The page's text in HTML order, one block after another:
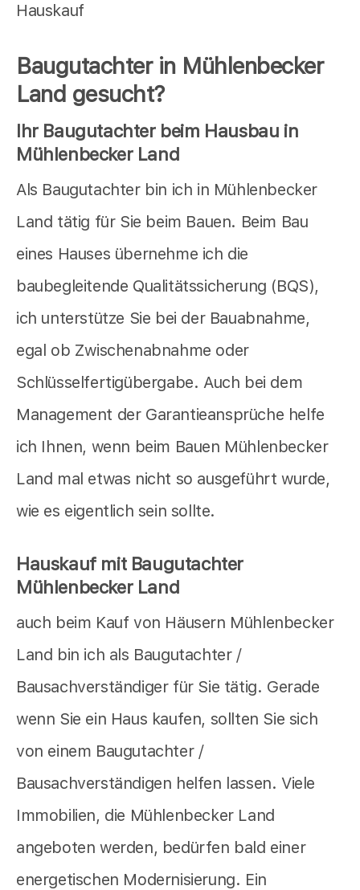
Hauskauf
Baugutachter in Mühlenbecker
Land gesucht?
Ihr Baugutachter beim Hausbau in
Mühlenbecker Land
Als Baugutachter bin ich in Mühlenbecker
Land tätig für Sie beim Bauen. Beim Bau
eines Hauses übernehme ich die
baubegleitende Qualitätssicherung (BQS),
ich unterstütze Sie bei der Bauabnahme,
egal ob Zwischenabnahme oder
Schlüsselfertigübergabe. Auch bei dem
Management der Garantieansprüche helfe
ich Ihnen, wenn beim Bauen Mühlenbecker
Land mal etwas nicht so ausgeführt wurde,
wie es eigentlich sein sollte.
Hauskauf mit Baugutachter
Mühlenbecker Land
auch beim Kauf von Häusern Mühlenbecker
Land bin ich als Baugutachter /
Bausachverständiger für Sie tätig. Gerade
wenn Sie ein Haus kaufen, sollten Sie sich
von einem Baugutachter /
Bausachverständigen helfen lassen. Viele
Immobilien, die Mühlenbecker Land
angeboten werden, bedürfen bald einer
energetischen Modernisierung. Ein